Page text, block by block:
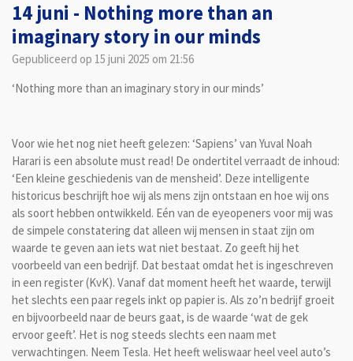
14 juni - Nothing more than an
imaginary story in our minds
Gepubliceerd op 15 juni 2025 om 21:56
‘Nothing more than an imaginary story in our minds’
Voor wie het nog niet heeft gelezen: ‘Sapiens’ van Yuval Noah
Harari is een absolute must read! De ondertitel verraadt de inhoud:
‘Een kleine geschiedenis van de mensheid’. Deze intelligente
historicus beschrijft hoe wij als mens zijn ontstaan en hoe wij ons
als soort hebben ontwikkeld. Eén van de eyeopeners voor mij was
de simpele constatering dat alleen wij mensen in staat zijn om
waarde te geven aan iets wat niet bestaat. Zo geeft hij het
voorbeeld van een bedrijf. Dat bestaat omdat het is ingeschreven
in een register (KvK). Vanaf dat moment heeft het waarde, terwijl
het slechts een paar regels inkt op papier is. Als zo’n bedrijf groeit
en bijvoorbeeld naar de beurs gaat, is de waarde ‘wat de gek
ervoor geeft’. Het is nog steeds slechts een naam met
verwachtingen. Neem Tesla. Het heeft weliswaar heel veel auto’s